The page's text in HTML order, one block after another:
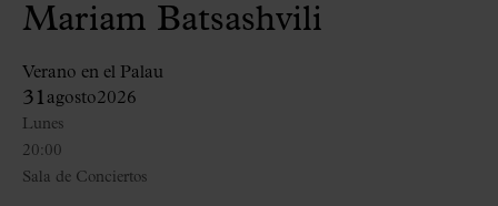
Mariam Batsashvili
Verano en el Palau
31 agosto2026
20:00
Lunes
Sala de Conciertos